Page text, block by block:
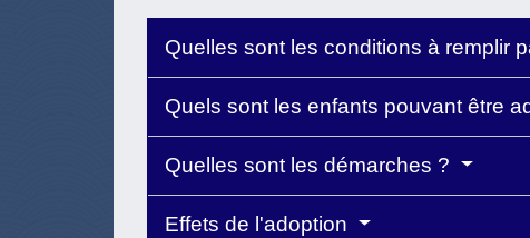
Quelles sont les conditions à remplir
Quels sont les enfants pouvant être
Quelles sont les démarches ?
Effets de l'adoption